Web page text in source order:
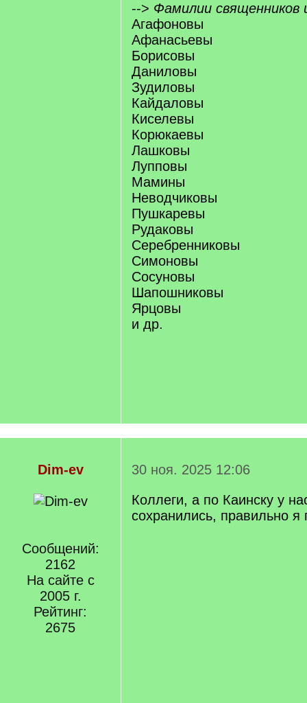
--> Фамилии священников
Агафоновы
Афанасьевы
Борисовы
Даниловы
Зудиловы
Кайдаловы
Киселевы
Корюкаевы
Лашковы
Лупповы
Мамины
Неводчиковы
Пушкаревы
Рудаковы
Серебренниковы
Симоновы
Сосуновы
Шапошниковы
Ярцовы
и др.
Dim-ev
Сообщений:
2162
На сайте с
2005 г.
Рейтинг:
2675
30 ноя. 2025 12:06
Коллеги, а по Каинску у
сохранились, правильно